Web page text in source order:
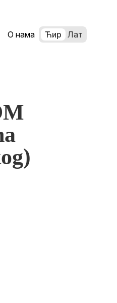
О нама Ћир Лат